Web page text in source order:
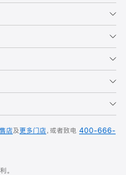
店及更多门店，或者致电 400-666-
。